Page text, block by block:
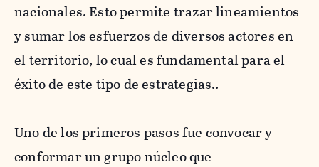
nacionales. Esto permite trazar lineamientos
y sumar los esfuerzos de diversos actores en
el territorio, lo cual es fundamental para el
éxito de este tipo de estrategias..
Uno de los primeros pasos fue convocar y
conformar un grupo núcleo que